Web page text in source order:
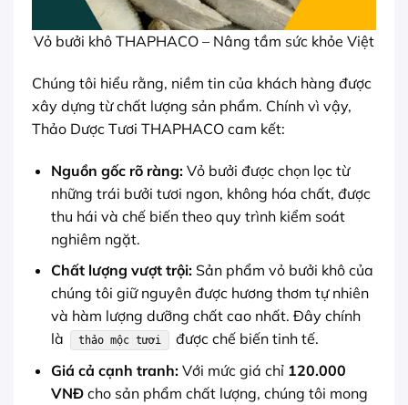
Vỏ bưởi khô THAPHACO – Nâng tầm sức khỏe Việt
Chúng tôi hiểu rằng, niềm tin của khách hàng được
xây dựng từ chất lượng sản phẩm. Chính vì vậy,
Thảo Dược Tươi THAPHACO cam kết:
Nguồn gốc rõ ràng:Vỏ bưởi được chọn lọc từ
những trái bưởi tươi ngon, không hóa chất, được
thu hái và chế biến theo quy trình kiểm soát
nghiêm ngặt.
Chất lượng vượt trội:Sản phẩm vỏ bưởi khô của
chúng tôi giữ nguyên được hương thơm tự nhiên
và hàm lượng dưỡng chất cao nhất. Đây chính
là
thảo mộc tươi
được chế biến tinh tế.
Giá cả cạnh tranh:Với mức giá chỉ 120.000
VNĐcho sản phẩm chất lượng, chúng tôi mong